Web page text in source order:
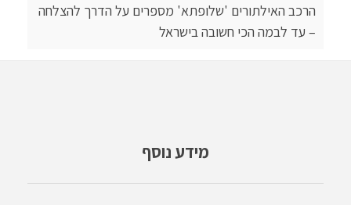
הרכב האילתורים 'שלופתא' מספרים על הדרך להצלחה
– עד לבמה הכי חשובה בישראל
מידע נוסף